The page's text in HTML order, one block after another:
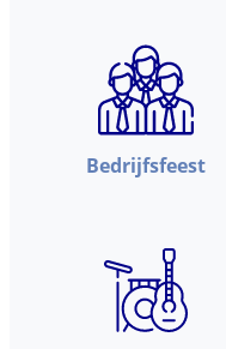
Bedrijfsfeest